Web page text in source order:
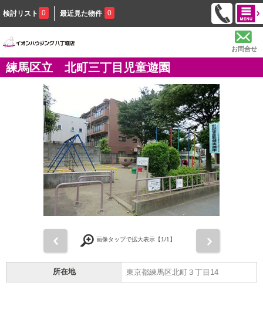
検討リスト 0 最近見た物件 0
お問合せ
練馬区立 北町三丁目児童遊園
画像タップで拡大表示【1/1】
所在地 東京都練馬区北町３丁目14